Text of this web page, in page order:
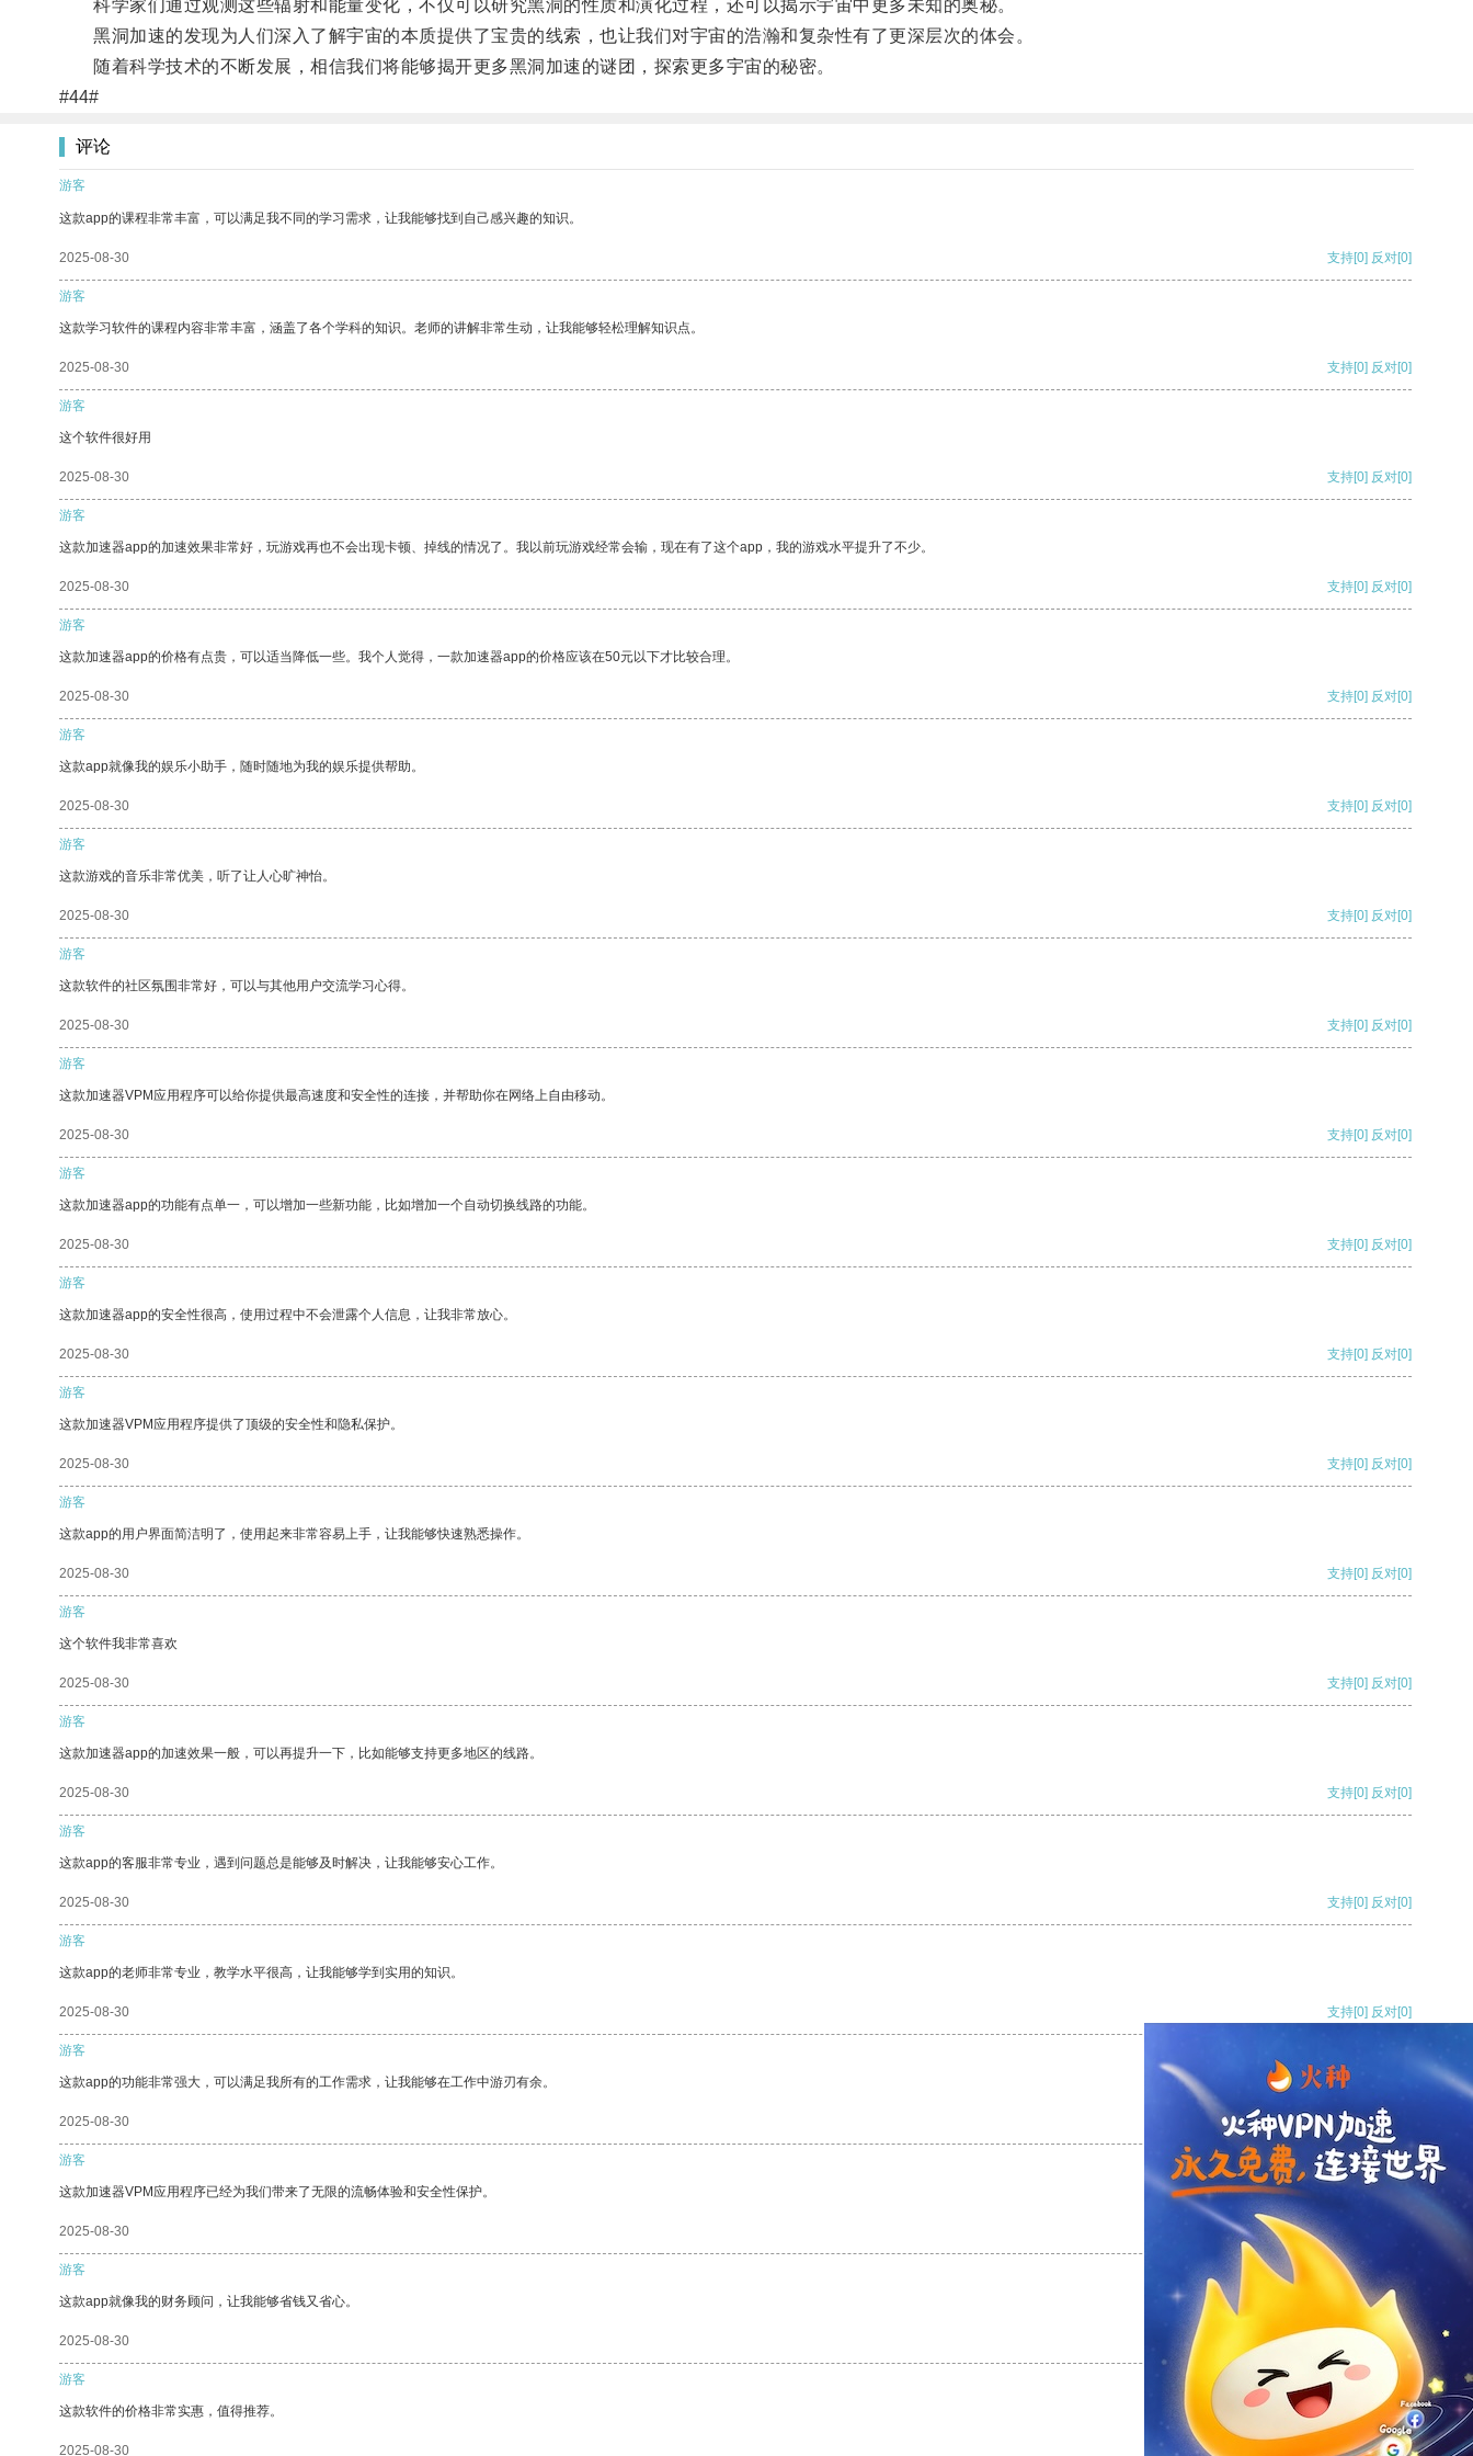
科学家们通过观测这些辐射和能量变化，不仅可以研究黑洞的性质和演化过程，还可以揭示宇宙中更多未知的奥秘。
黑洞加速的发现为人们深入了解宇宙的本质提供了宝贵的线索，也让我们对宇宙的浩瀚和复杂性有了更深层次的体会。
随着科学技术的不断发展，相信我们将能够揭开更多黑洞加速的谜团，探索更多宇宙的秘密。
#44#
评论
游客
这款app的课程非常丰富，可以满足我不同的学习需求，让我能够找到自己感兴趣的知识。
2025-08-30 支持[0] 反对[0]
游客
这款学习软件的课程内容非常丰富，涵盖了各个学科的知识。老师的讲解非常生动，让我能够轻松理解知识点。
2025-08-30 支持[0] 反对[0]
游客
这个软件很好用
2025-08-30 支持[0] 反对[0]
游客
这款加速器app的加速效果非常好，玩游戏再也不会出现卡顿、掉线的情况了。我以前玩游戏经常会输，现在有了这个app，我的游戏水平提升了不少。
2025-08-30 支持[0] 反对[0]
游客
这款加速器app的价格有点贵，可以适当降低一些。我个人觉得，一款加速器app的价格应该在50元以下才比较合理。
2025-08-30 支持[0] 反对[0]
游客
这款app就像我的娱乐小助手，随时随地为我的娱乐提供帮助。
2025-08-30 支持[0] 反对[0]
游客
这款游戏的音乐非常优美，听了让人心旷神怡。
2025-08-30 支持[0] 反对[0]
游客
这款软件的社区氛围非常好，可以与其他用户交流学习心得。
2025-08-30 支持[0] 反对[0]
游客
这款加速器VPM应用程序可以给你提供最高速度和安全性的连接，并帮助你在网络上自由移动。
2025-08-30 支持[0] 反对[0]
游客
这款加速器app的功能有点单一，可以增加一些新功能，比如增加一个自动切换线路的功能。
2025-08-30 支持[0] 反对[0]
游客
这款加速器app的安全性很高，使用过程中不会泄露个人信息，让我非常放心。
2025-08-30 支持[0] 反对[0]
游客
这款加速器VPM应用程序提供了顶级的安全性和隐私保护。
2025-08-30 支持[0] 反对[0]
游客
这款app的用户界面简洁明了，使用起来非常容易上手，让我能够快速熟悉操作。
2025-08-30 支持[0] 反对[0]
游客
这个软件我非常喜欢
2025-08-30 支持[0] 反对[0]
游客
这款加速器app的加速效果一般，可以再提升一下，比如能够支持更多地区的线路。
2025-08-30 支持[0] 反对[0]
游客
这款app的客服非常专业，遇到问题总是能够及时解决，让我能够安心工作。
2025-08-30 支持[0] 反对[0]
游客
这款app的老师非常专业，教学水平很高，让我能够学到实用的知识。
2025-08-30 支持[0] 反对[0]
游客
这款app的功能非常强大，可以满足我所有的工作需求，让我能够在工作中游刃有余。
2025-08-30 支持[0] 反对
游客
这款加速器VPM应用程序已经为我们带来了无限的流畅体验和安全性保护。
2025-08-30 支持
游客
这款app就像我的财务顾问，让我能够省钱又省心。
2025-08-30 反对 [0]
游客
这款软件的价格非常实惠，值得推荐。
2025-08-30 支持[0] 反对[0]